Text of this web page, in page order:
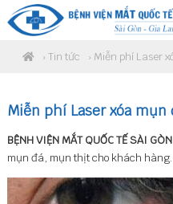
›Tin tức › Miễn phí Laser
Miễn phí Laser xóa
BỆNH VIỆN MẮT QUỐC TẾ SÀI
mụn đá, mụn thịt cho khách hàng.